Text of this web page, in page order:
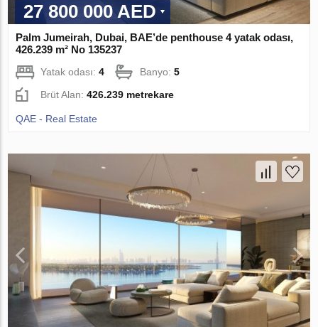
27 800 000 AED
Palm Jumeirah, Dubai, BAE’de penthouse 4 yatak odası,
426.239 m² No 135237
Yatak odası:4 Banyo:5
Brüt Alan:426.239 metrekare
QAE - Real Estate